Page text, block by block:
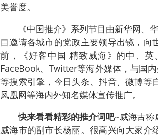
美誉度。
《中国推介》系列节目由新华网、
目邀请各城市的党政主要领导出镜，向
前，《好客中国 精致威海》的中、英
FaceBook、Twitter等海外媒体，与国
等搜索引擎，今日头条、抖音、微博等
凤凰网等海内外知名媒体宣传推广。
快来看看精彩的推介词吧~威海古称
威海市的副市长杨丽。很高兴向大家